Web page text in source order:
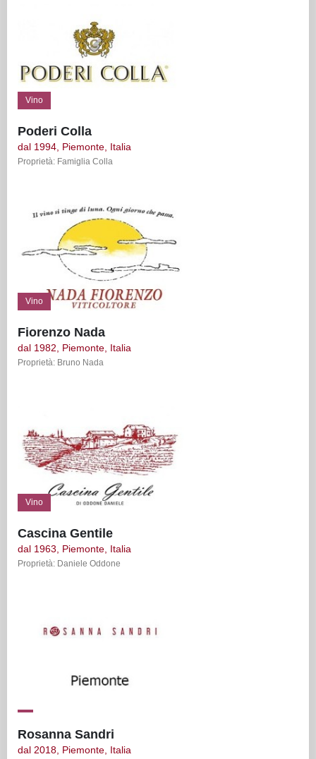
Vino
Poderi Colla
dal 1994, Piemonte, Italia
Proprietà: Famiglia Colla
Vino
Fiorenzo Nada
dal 1982, Piemonte, Italia
Proprietà: Bruno Nada
Vino
Cascina Gentile
dal 1963, Piemonte, Italia
Proprietà: Daniele Oddone
Rosanna Sandri
dal 2018, Piemonte, Italia